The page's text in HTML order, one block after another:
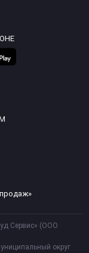
Сервис» (ООО
округ